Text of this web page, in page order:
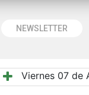
NEWSLETTER
Viernes 07 de